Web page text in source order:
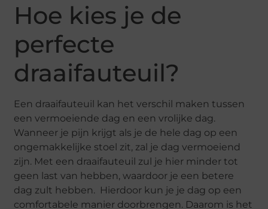
Hoe kies je de
perfecte
draaifauteuil?
Een draaifauteuil kan het verschil maken tussen
een vermoeiende dag en een vrolijke dag.
Wanneer je pijn krijgt als je de hele dag op een
ongemakkelijke stoel zit, zal je dag vermoeiend
zijn. Met een draaifauteuil zul je hier minder tot
geen last van hebben, waardoor je een betere
dag zult hebben. Hierdoor kun je je dag op een
comfortabele manier doorbrengen. Daarom is het